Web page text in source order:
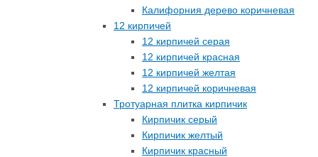
Калифорния дерево коричневая
12 кирпичей
12 кирпичей серая
12 кирпичей красная
12 кирпичей желтая
12 кирпичей коричневая
Тротуарная плитка кирпичик
Кирпичик серый
Кирпичик желтый
Кирпичик красный